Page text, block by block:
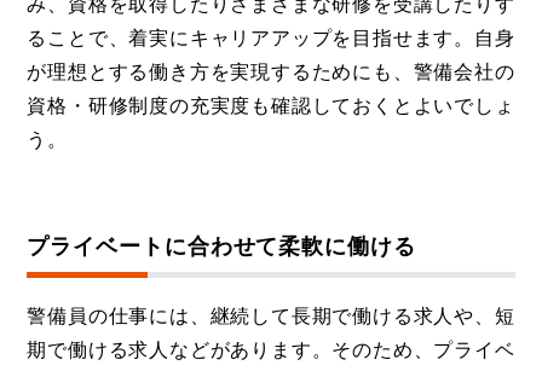
ることで、着実にキャリアアップを目指せます。自身
が理想とする働き方を実現するためにも、警備会社の
資格・研修制度の充実度も確認しておくとよいでしょ
う。
プライベートに合わせて柔軟に働ける
警備員の仕事には、継続して長期で働ける求人や、短
期で働ける求人などがあります。そのため、プライベ